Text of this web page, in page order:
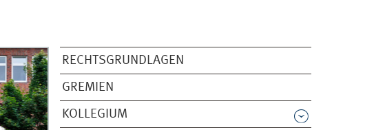
RECHTSGRUNDLAGEN
GREMIEN
KOLLEGIUM